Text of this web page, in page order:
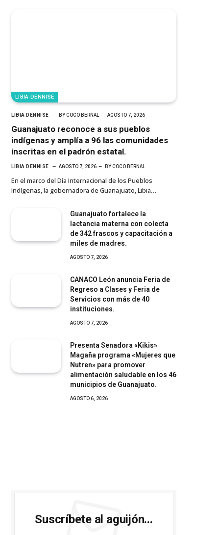
LIBIA DENNISE
LIBIA DENNISE BY COCO BERNAL AGOSTO 7, 2026
Guanajuato reconoce a sus pueblos
indígenas y amplía a 96 las comunidades
inscritas en el padrón estatal.
LIBIA DENNISE AGOSTO 7, 2026 BY COCO BERNAL
En el marco del Día Internacional de los Pueblos
Indígenas, la gobernadora de Guanajuato, Libia…
Guanajuato fortalece la
lactancia materna con colecta
de 342 frascos y capacitación a
miles de madres.
AGOSTO 7, 2026
CANACO León anuncia Feria de
Regreso a Clases y Feria de
Servicios con más de 40
instituciones.
AGOSTO 7, 2026
Presenta Senadora «Kikis»
Magaña programa «Mujeres que
Nutren» para promover
alimentación saludable en los 46
municipios de Guanajuato.
AGOSTO 6, 2026
Suscríbete al aguijón...